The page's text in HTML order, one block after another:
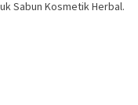
Sabun Kosmetik Herbal.